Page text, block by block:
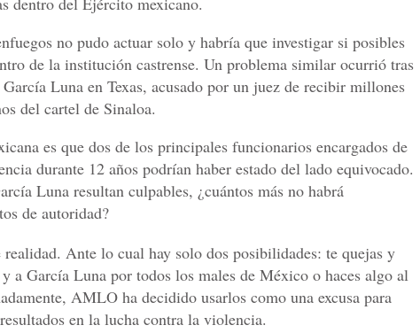
no pudo actuar solo y habría que investigar si posibles
de la institución castrense. Un problema similar ocurrió tras
Luna en Texas, acusado por un juez de recibir millones
del cartel de Sinaloa.
es que dos de los principales funcionarios encargados de
durante 12 años podrían haber estado del lado equivocado.
Luna resultan culpables, ¿cuántos más no habrá
de autoridad?
realidad. Ante lo cual hay solo dos posibilidades: te quejas y
a García Luna por todos los males de México o haces algo al
AMLO ha decidido usarlos como una excusa para
en la lucha contra la violencia.